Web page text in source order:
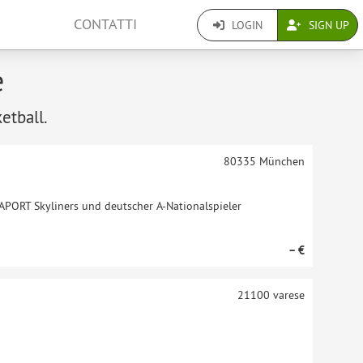
CONTATTI LOGIN SIGN UP
Skyliners und deutscher A-Nationalspieler
80335 München
– €
21100 varese